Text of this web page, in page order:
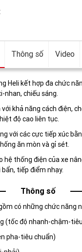
Thông số Video
Heli kết hợp đa chức
nhan, chiếu sáng.
khả năng cách điện,
độ cao liên tục.
với các cực tiếp xúc
ăn mòn và gỉ sét.
hệ thống điện của xe
tiếp điểm nhạy.
Thông số
có những chức năng
(tốc độ nhanh-chậm-
pha-tiêu chuẩn)